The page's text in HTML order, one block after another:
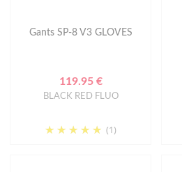
Gants SP-8 V3 GLOVES
119.95 €
BLACK RED FLUO
(1)